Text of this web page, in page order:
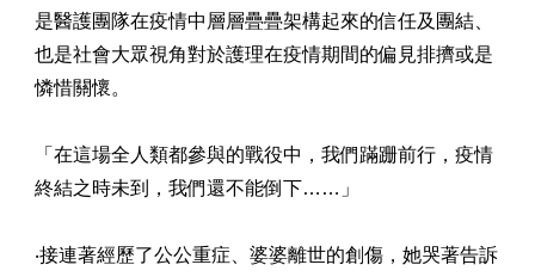
是醫護團隊在疫情中層層疊疊架構起來的信任及團結、
也是社會大眾視角對於護理在疫情期間的偏見排擠或是
憐惜關懷。
「在這場全人類都參與的戰役中，我們蹣跚前行，疫情
終結之時未到，我們還不能倒下……」
‧接連著經歷了公公重症、婆婆離世的創傷，她哭著告訴